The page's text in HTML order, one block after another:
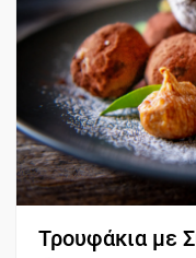
Τρουφάκια με